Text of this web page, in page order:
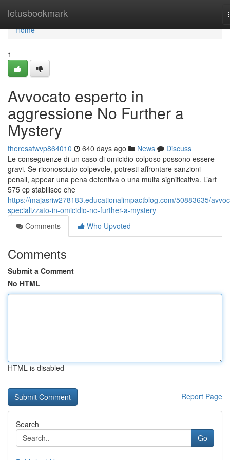
letusbookmark
Home
Home
1
Avvocato esperto in
aggressione No Further a
Mystery
theresafwvp864010 640 days ago News
Discuss
Le conseguenze di un caso di omicidio colposo possono essere
gravi. Se riconosciuto colpevole, potresti affrontare sanzioni
penali, appear una pena detentiva o una multa significativa. L’art
575 cp stabilisce che
https://majasriw278183.educationalimpactblog.com/50883635/
specializzato-in-omicidio-no-further-a-mystery
Comments
Who Upvoted
Comments
Submit a Comment
No HTML
HTML is disabled
Report Page
Search
Go